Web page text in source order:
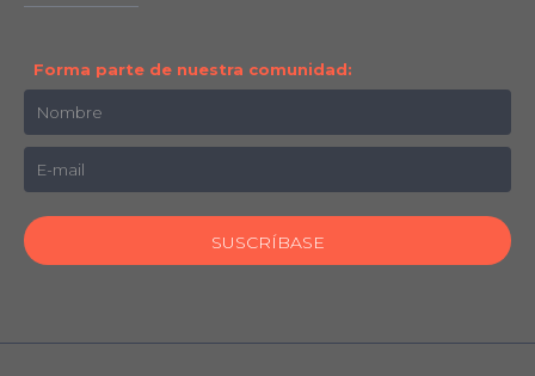
Forma parte de nuestra comunidad: